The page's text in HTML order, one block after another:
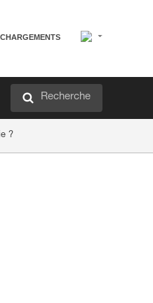
Recherche
?